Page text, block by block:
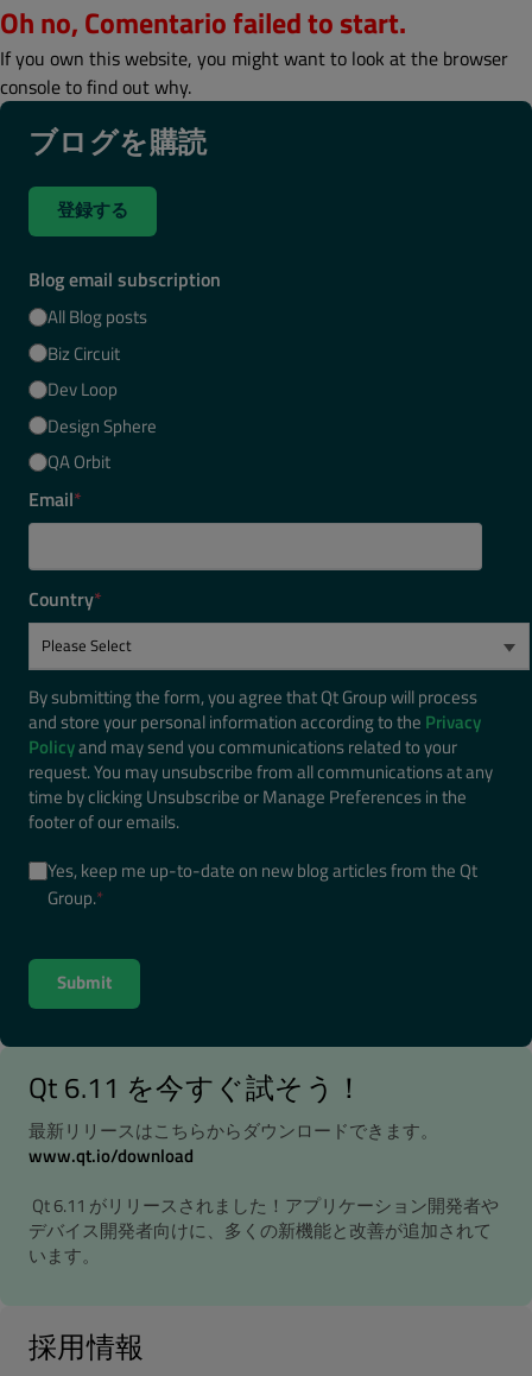
Oh no, Comentario failed to start.
If you own this website, you might want to look at the browser
console to find out why.
ブログを購読
登録する
Blog email subscription
All Blog posts
Biz Circuit
Dev Loop
Design Sphere
QA Orbit
Email*
Country*
By submitting the form, you agree that Qt Group will process
and store your personal information according to the Privacy
Policyand may send you communications related to your
request. You may unsubscribe from all communications at any
time by clicking Unsubscribe or Manage Preferences in the
footer of our emails.
Yes, keep me up-to-date on new blog articles from the Qt
Group.*
Qt 6.11 を今すぐ試そう！
最新リリースはこちらからダウンロードできます。
www.qt.io/download
Qt 6.11 がリリースされました！アプリケーション開発者や
デバイス開発者向けに、多くの新機能と改善が追加されて
います。
採用情報